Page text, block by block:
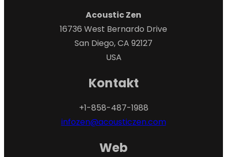
Acoustic Zen
16736 West Bernardo Drive
San Diego, CA 92127
USA
Kontakt
+1-858-487-1988
infozen@acousticzen.com
Web